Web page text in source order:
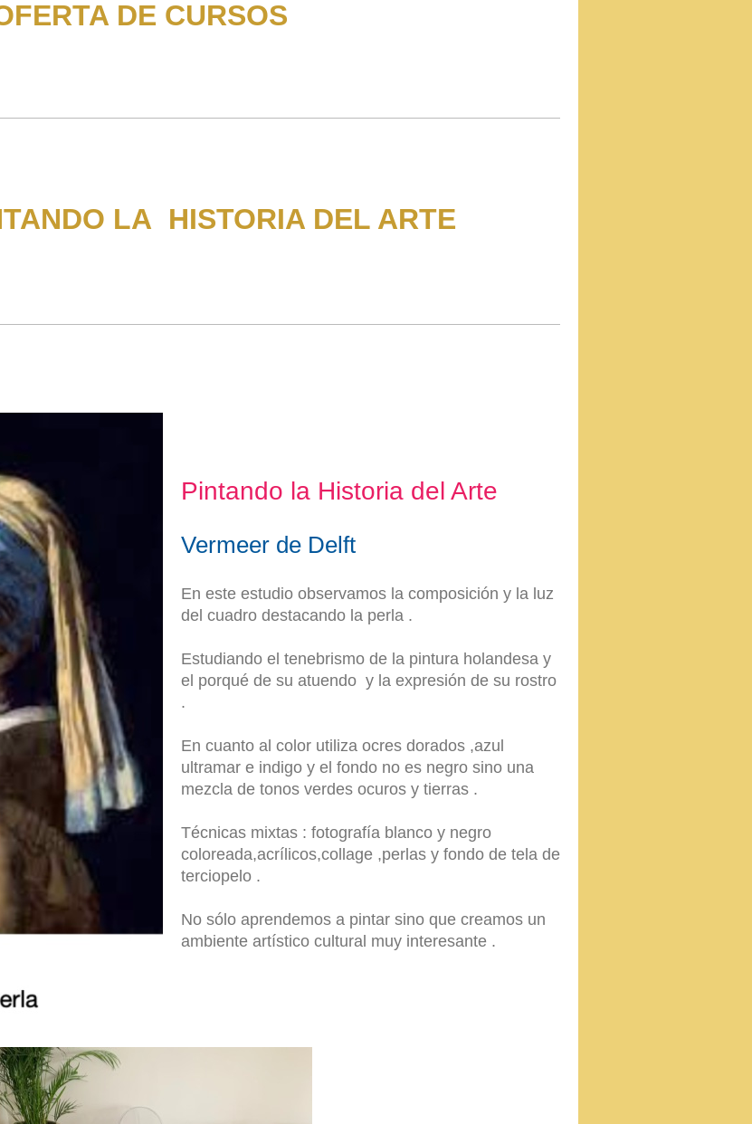
DE CURSOS
LA HISTORIA DEL ARTE
Pintando la Historia del Arte
Vermeer de Delft
En este estudio observamos la composición y la luz
del cuadro destacando la perla .
Estudiando el tenebrismo de la pintura holandesa y
el porqué de su atuendo y la expresión de su rostro
.
En cuanto al color utiliza ocres dorados ,azul
ultramar e indigo y el fondo no es negro sino una
mezcla de tonos verdes ocuros y tierras .
Técnicas mixtas : fotografía blanco y negro
coloreada,acrílicos,collage ,perlas y fondo de tela de
terciopelo .
No sólo aprendemos a pintar sino que creamos un
ambiente artístico cultural muy interesante .